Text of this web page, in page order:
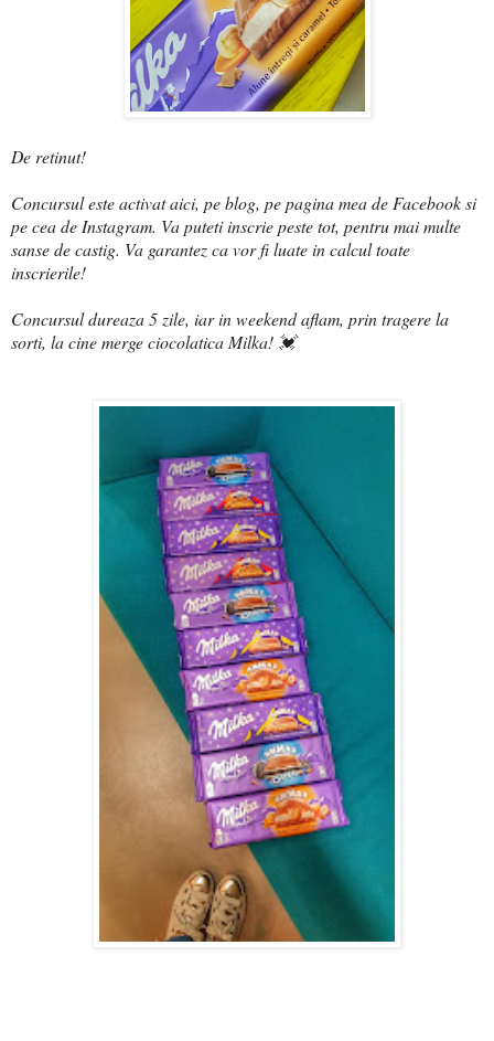
De retinut!
Concursul este activat aici, pe blog, pe pagina mea de Facebook si
pe cea de Instagram. Va puteti inscrie peste tot, pentru mai multe
sanse de castig. Va garantez ca vor fi luate in calcul toate
inscrierile!
Concursul dureaza 5 zile, iar in weekend aflam, prin tragere la
sorti, la cine merge ciocolatica Milka! 💓